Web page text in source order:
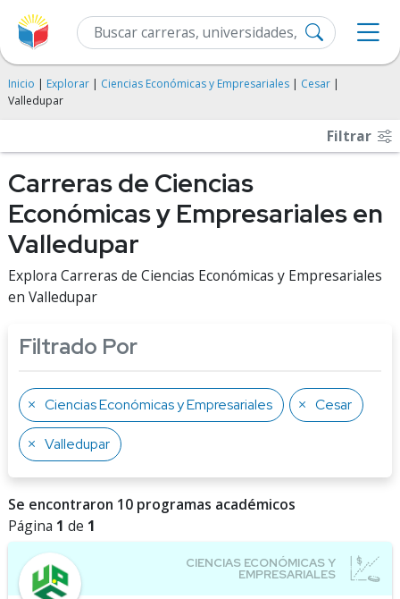
Inicio | Explorar | Ciencias Económicas y Empresariales | Cesar |
Valledupar
Filtrar
Carreras de Ciencias
Económicas y Empresariales en
Valledupar
Explora Carreras de Ciencias Económicas y Empresariales
en Valledupar
Filtrado Por
Ciencias Económicas y Empresariales Cesar
Valledupar
Se encontraron 10 programas académicos
Página 1 de 1